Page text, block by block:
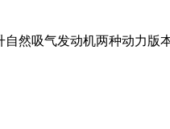
然吸气发动机两种动力版